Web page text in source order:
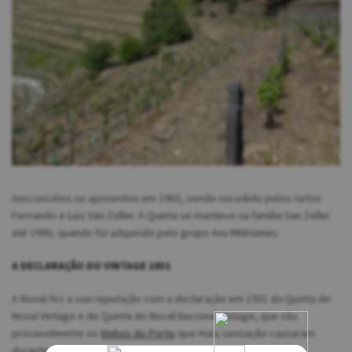
Vasconcelos se aposentou em 1963, sendo sucedido pelos netos
Fernando e Luiz Van Zeller. A Quinta se manteve na família Van Zeller
até 1993, quando foi adquirido pelo grupo Axa Milésimes.
A DECLARAÇÃO DO VINTAGE 1931
A Noval fez a sua reputação com a declaração em 1931 do Quinta do
Noval Vintage e do Quinta do Noval Nacional Vintage, que são
provavelmente os Vinhos do Porto que mais sensação causaram